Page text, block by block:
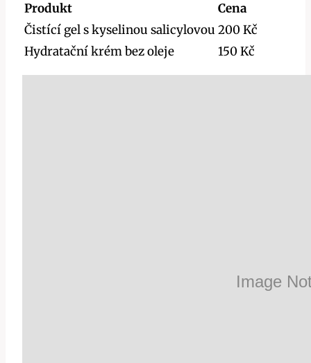
Produkt
Cena
Čistící gel s kyselinou salicylovou 200 Kč
Hydratační krém bez oleje
150 Kč